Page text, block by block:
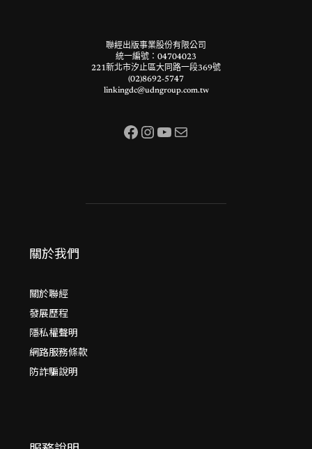
聯經出版事業股份有限公司
統一編號：04704023
221新北市汐止區大同路一段369號
(02)8692-5747
linkingdc@udngroup.com.tw
Facebook InstagramYouTube 電子郵件
關於我們
關於聯經
發展歷程
隱私權聲明
網路服務條款
防詐騙說明